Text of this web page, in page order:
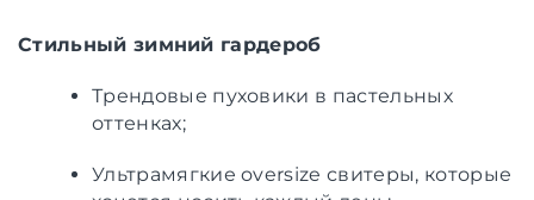
Стильный зимний гардероб
Трендовые пуховики в пастельных
оттенках;
Ультрамягкие oversize свитеры, которые